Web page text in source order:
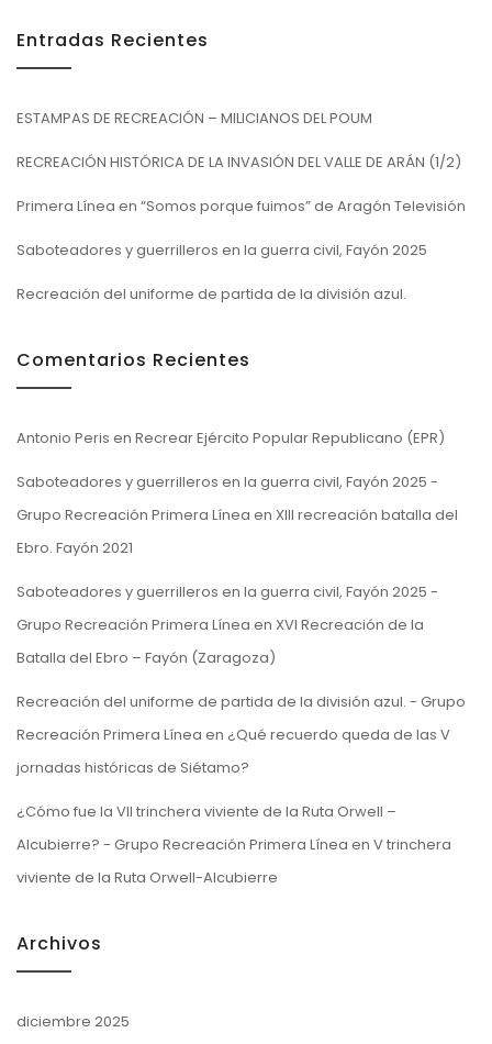
Entradas Recientes
ESTAMPAS DE RECREACIÓN – MILICIANOS DEL POUM
RECREACIÓN HISTÓRICA DE LA INVASIÓN DEL VALLE DE ARÁN (1/2)
Primera Línea en “Somos porque fuimos” de Aragón Televisión
Saboteadores y guerrilleros en la guerra civil, Fayón 2025
Recreación del uniforme de partida de la división azul.
Comentarios Recientes
Antonio Peris en Recrear Ejército Popular Republicano (EPR)
Saboteadores y guerrilleros en la guerra civil, Fayón 2025 -
Grupo Recreación Primera Línea en XIII recreación batalla del
Ebro. Fayón 2021
Saboteadores y guerrilleros en la guerra civil, Fayón 2025 -
Grupo Recreación Primera Línea en XVI Recreación de la
Batalla del Ebro – Fayón (Zaragoza)
Recreación del uniforme de partida de la división azul. - Grupo
Recreación Primera Línea en ¿Qué recuerdo queda de las V
jornadas históricas de Siétamo?
¿Cómo fue la VII trinchera viviente de la Ruta Orwell –
Alcubierre? - Grupo Recreación Primera Línea en V trinchera
viviente de la Ruta Orwell-Alcubierre
Archivos
diciembre 2025